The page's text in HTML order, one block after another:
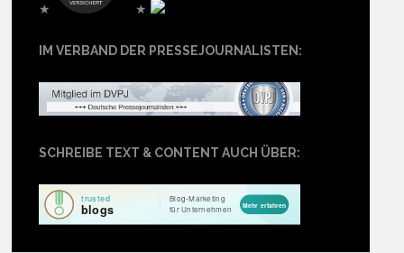
★ ★
IM VERBAND DER PRESSEJOURNALISTEN:
SCHREIBE TEXT & CONTENT AUCH ÜBER: